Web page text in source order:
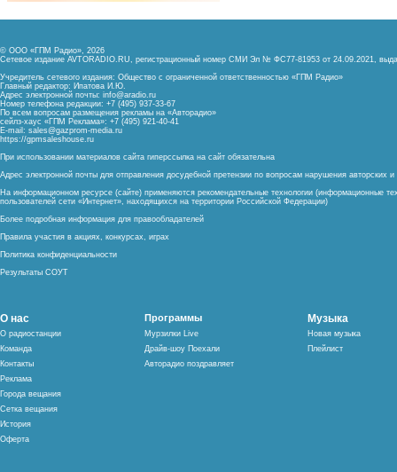
© ООО «ГПМ Радио», 2026
Сетевое издание AVTORADIO.RU, регистрационный номер СМИ Эл № ФС77-81953 от 24.09.2021,
Учредитель сетевого издания: Общество с ограниченной ответственностью «ГПМ Радио»
Главный редактор: Ипатова И.Ю.
Адрес электронной почты: info@aradio.ru
Номер телефона редакции: +7 (495) 937-33-67
По всем вопросам размещения рекламы на «Авторадио»
сейлз-хаус «ГПМ Реклама»: +7 (495) 921-40-41
E-mail: sales@gazprom-media.ru
https://gpmsaleshouse.ru
При использовании материалов сайта гиперссылка на сайт обязательна
Адрес электронной почты для отправления досудебной претензии по вопросам нарушения авторских
На информационном ресурсе (сайте) применяются рекомендательные технологии (информационные
пользователей сети «Интернет», находящихся на территории Российской Федерации)
Более подробная информация для правообладателей
Правила участия в акциях, конкурсах, играх
Политика конфиденциальности
Результаты СОУТ
О нас
О радиостанции
Команда
Контакты
Реклама
Города вещания
Сетка вещания
История
Оферта
Программы
Мурзилки Live
Драйв-шоу Поехали
Авторадио поздравляет
Музыка
Новая музыка
Плейлист